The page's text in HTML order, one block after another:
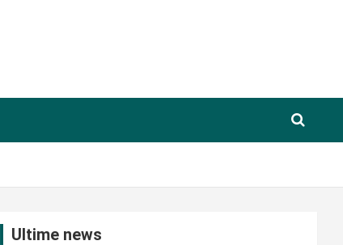
Ultime news